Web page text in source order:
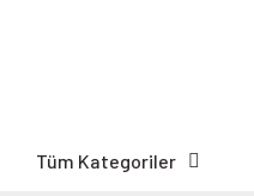
Tüm Kategoriler